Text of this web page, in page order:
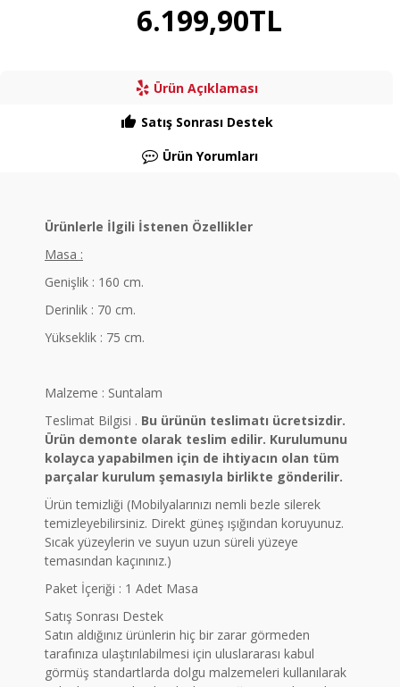
6.199,90TL
Ürün Açıklaması
Satış Sonrası Destek
Ürün Yorumları
Ürünlerle İlgili İstenen Özellikler
Masa :
Genişlik : 160 cm.
Derinlik : 70 cm.
Yükseklik : 75 cm.
Malzeme : Suntalam
Teslimat Bilgisi . Bu ürünün teslimatı ücretsizdir.
Ürün demonte olarak teslim edilir. Kurulumunu
kolayca yapabilmen için de ihtiyacın olan tüm
parçalar kurulum şemasıyla birlikte gönderilir.
Ürün temizliği (Mobilyalarınızı nemli bezle silerek
temizleyebilirsiniz. Direkt güneş ışığından koruyunuz.
Sıcak yüzeylerin ve suyun uzun süreli yüzeye
temasından kaçınınız.)
Paket İçeriği : 1 Adet Masa
Satış Sonrası Destek
Satın aldığınız ürünlerin hiç bir zarar görmeden
tarafınıza ulaştırılabilmesi için uluslararası kabul
görmüş standartlarda dolgu malzemeleri kullanılarak